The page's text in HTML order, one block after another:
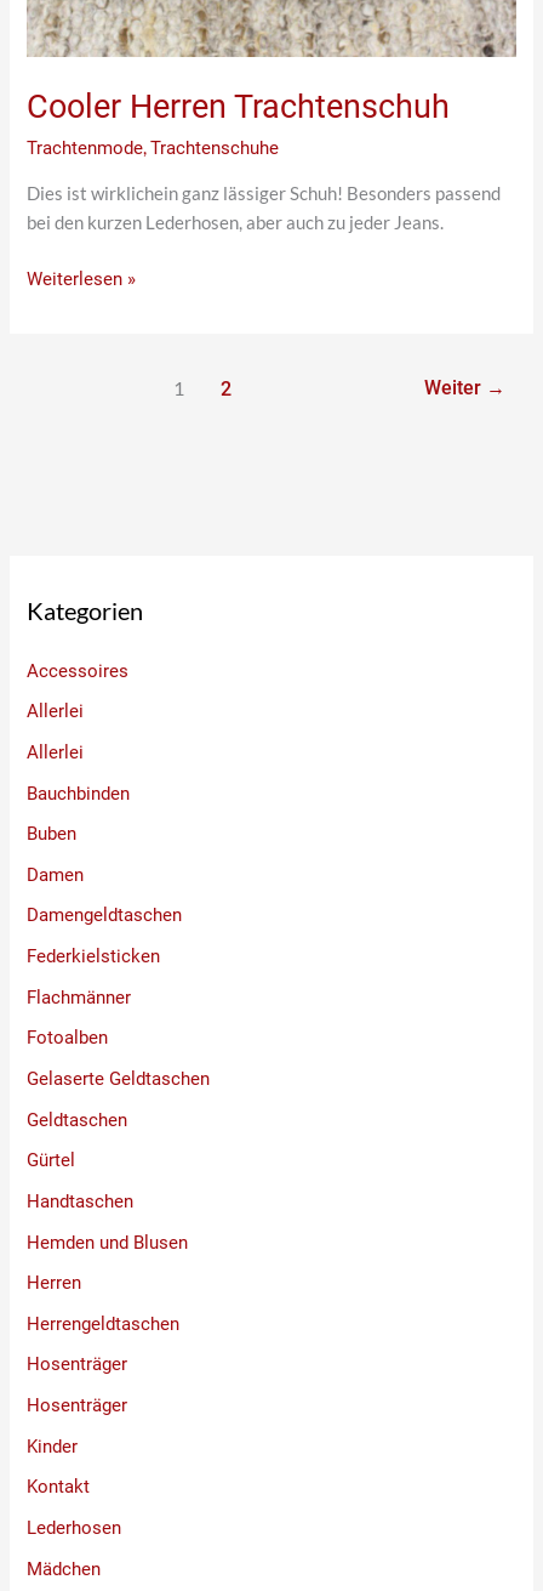
Cooler Herren Trachtenschuh
Trachtenmode,Trachtenschuhe
Dies ist wirklichein ganz lässiger Schuh! Besonders passend
bei den kurzen Lederhosen, aber auch zu jeder Jeans.
Weiterlesen »
1 2 Weiter →
Kategorien
Accessoires
Allerlei
Allerlei
Bauchbinden
Buben
Damen
Damengeldtaschen
Federkielsticken
Flachmänner
Fotoalben
Gelaserte Geldtaschen
Geldtaschen
Gürtel
Handtaschen
Hemden und Blusen
Herren
Herrengeldtaschen
Hosenträger
Hosenträger
Kinder
Kontakt
Lederhosen
Mädchen